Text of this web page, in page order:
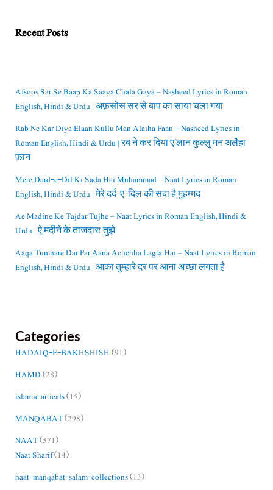
Recent Posts
Afsoos Sar Se Baap Ka Saaya Chala Gaya – Nasheed Lyrics in Roman
English, Hindi & Urdu | अफ़सोस सर से बाप का साया चला गया
Rab Ne Kar Diya Elaan Kullu Man Alaiha Faan – Nasheed Lyrics in
Roman English, Hindi & Urdu | रब ने कर दिया ए’लान कुल्लु मन अलैहा
फ़ान
Mere Dard-e-Dil Ki Sada Hai Muhammad – Naat Lyrics in Roman
English, Hindi & Urdu | मेरे दर्द-ए-दिल की सदा है मुहम्मद
Ae Madine Ke Tajdar Tujhe – Naat Lyrics in Roman English, Hindi &
Urdu | ऐ मदीने के ताजदार! तुझे
Aaqa Tumhare Dar Par Aana Achchha Lagta Hai – Naat Lyrics in Roman
English, Hindi & Urdu | आका तुम्हारे दर पर आना अच्छा लगता है
Categories
HADAIQ-E-BAKHSHISH(91)
HAMD(28)
islamic articals(15)
MANQABAT(298)
NAAT(571)
Naat Sharif(14)
naat-manqabat-salam-collections(13)